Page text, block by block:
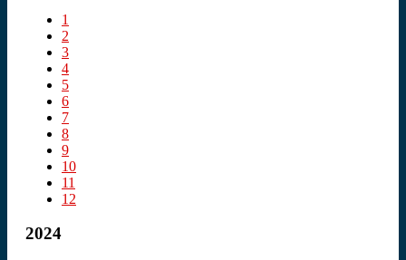
1
2
3
4
5
6
7
8
9
10
11
12
2024